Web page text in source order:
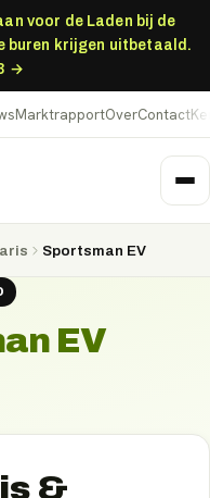
voor de Laden bij de
buren krijgen uitbetaald.
→
MarktrapportOverContact
Sportsman EV
EV
&